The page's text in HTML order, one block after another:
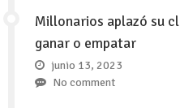
Millonarios aplazó su
ganar o empatar
junio 13, 2023
No comment